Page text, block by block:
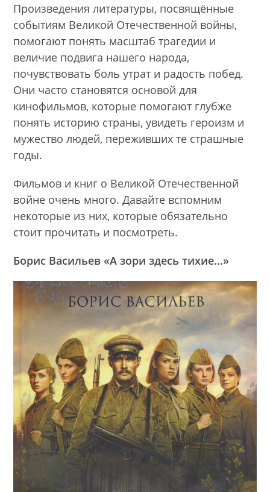
Произведения литературы, посвящённые
событиям Великой Отечественной войны,
помогают понять масштаб трагедии и
величие подвига нашего народа,
почувствовать боль утрат и радость побед.
Они часто становятся основой для
кинофильмов, которые помогают глубже
понять историю страны, увидеть героизм и
мужество людей, переживших те страшные
годы.
Фильмов и книг о Великой Отечественной
войне очень много. Давайте вспомним
некоторые из них, которые обязательно
стоит прочитать и посмотреть.
Борис Васильев «А зори здесь тихие…»